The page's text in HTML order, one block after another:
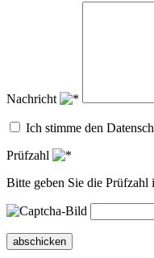
Nachricht
Ich stimme den
Prüfzahl
Bitte geben Sie die Prüfzahl
abschicken